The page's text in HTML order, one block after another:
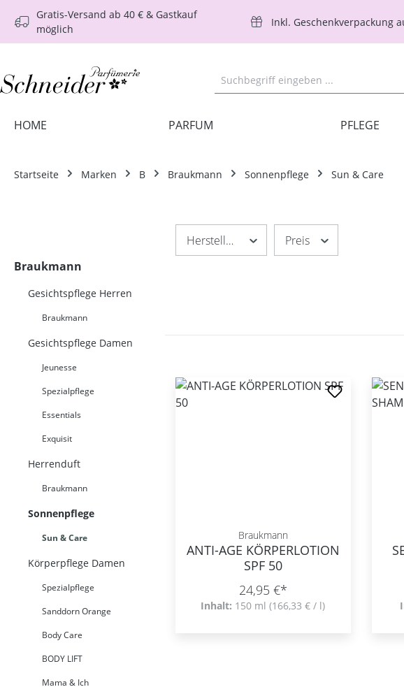
Hauptinhalt springen
Zur Suche springen
Zur Hauptnavigation springen
Gratis-Versand ab 40 € & Gastkauf
möglich
Inkl. Geschenkverpackung
HOME PARFUM PFLEGE
Startseite Marken B Braukmann Sonnenpflege Sun & Care
Braukmann
Gesichtspflege Herren
Braukmann
Gesichtspflege Damen
Jeunesse
Spezialpflege
Essentials
Exquisit
Herrenduft
Braukmann
Sonnenpflege
Sun & Care
Körperpflege Damen
Spezialpflege
Sanddorn Orange
Body Care
BODY LIFT
Mama & Ich
Hersteller Preis
Braukmann
ANTI-AGE KÖRPERLOTION
SPF 50
24,95 €*
Inhalt: 150 ml(166,33 € / l)